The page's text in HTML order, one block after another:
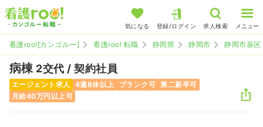
気になる 登録/ログイン 求人検索 メニュー
看護roo![カンゴルー] 看護roo! 転職 静岡県 静岡市 静岡市葵区
病棟 2交代 / 契約社員
エージェント求人 4週8休以上 ブランク可 第二新卒可
月給40万円以上可